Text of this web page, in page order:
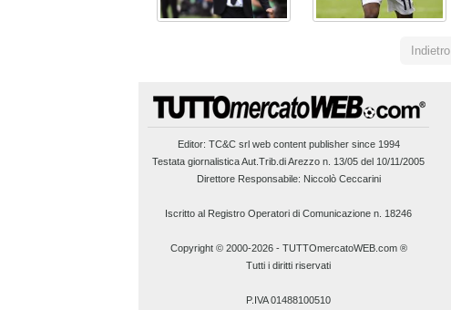
Indietro
Editor: TC&C srlweb content publisher since 1994
Testata giornalistica Aut.Trib.di Arezzo n. 13/05 del 10/11/2005
Direttore Responsabile: Niccolò Ceccarini
Iscritto al Registro Operatori di Comunicazione n. 18246
Copyright © 2000-2026- TUTTOmercatoWEB.com ®
Tutti i diritti riservati
P.IVA 01488100510